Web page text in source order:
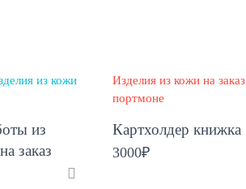
из кожи
из
заказ
Изделия из кожи на заказ
портмоне
Картхолдер книжка
3000₽